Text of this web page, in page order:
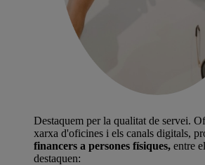
Destaquem per la qualitat de servei.
xarxa d'oficines i els canals digitals,
financers a persones físiques, entre
destaquen: